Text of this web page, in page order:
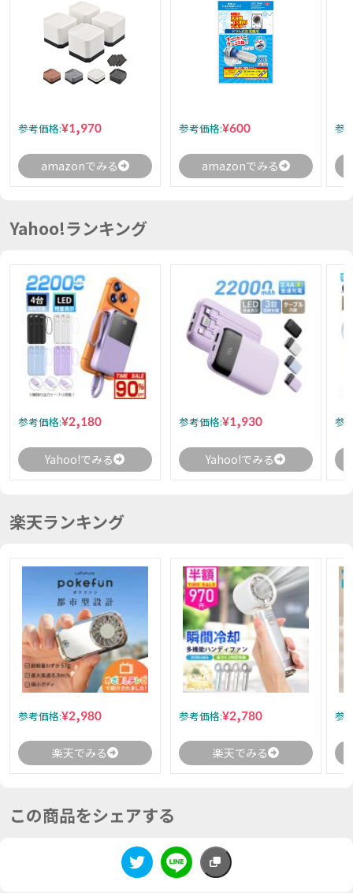
参考価格:¥1,970
amazonでみる
参考価格:¥600
amazonでみる
参
Yahoo!ランキング
参考価格:¥2,180
Yahoo!でみる
参考価格:¥1,930
Yahoo!でみる
参
楽天ランキング
参考価格:¥2,980
楽天でみる
参考価格:¥2,780
楽天でみる
参
この商品をシェアする